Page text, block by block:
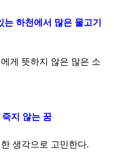
하천에서 많은 물고기
게 뜻하지 않은 많은 소
지 않는 꿈
생각으로 고민한다.